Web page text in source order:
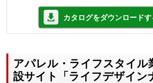
カタログをダウンロードす
アパレル・ライフスタイル
設サイト「ライフデザイン